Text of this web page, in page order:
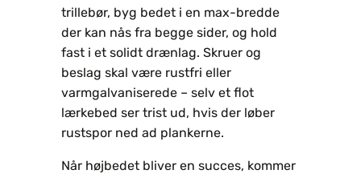
trillebør, byg bedet i en max-bredde
der kan nås fra begge sider, og hold
fast i et solidt drænlag. Skruer og
beslag skal være rustfri eller
varmgalvaniserede – selv et flot
lærkebed ser trist ud, hvis der løber
rustspor ned ad plankerne.
Når højbedet bliver en succes, kommer